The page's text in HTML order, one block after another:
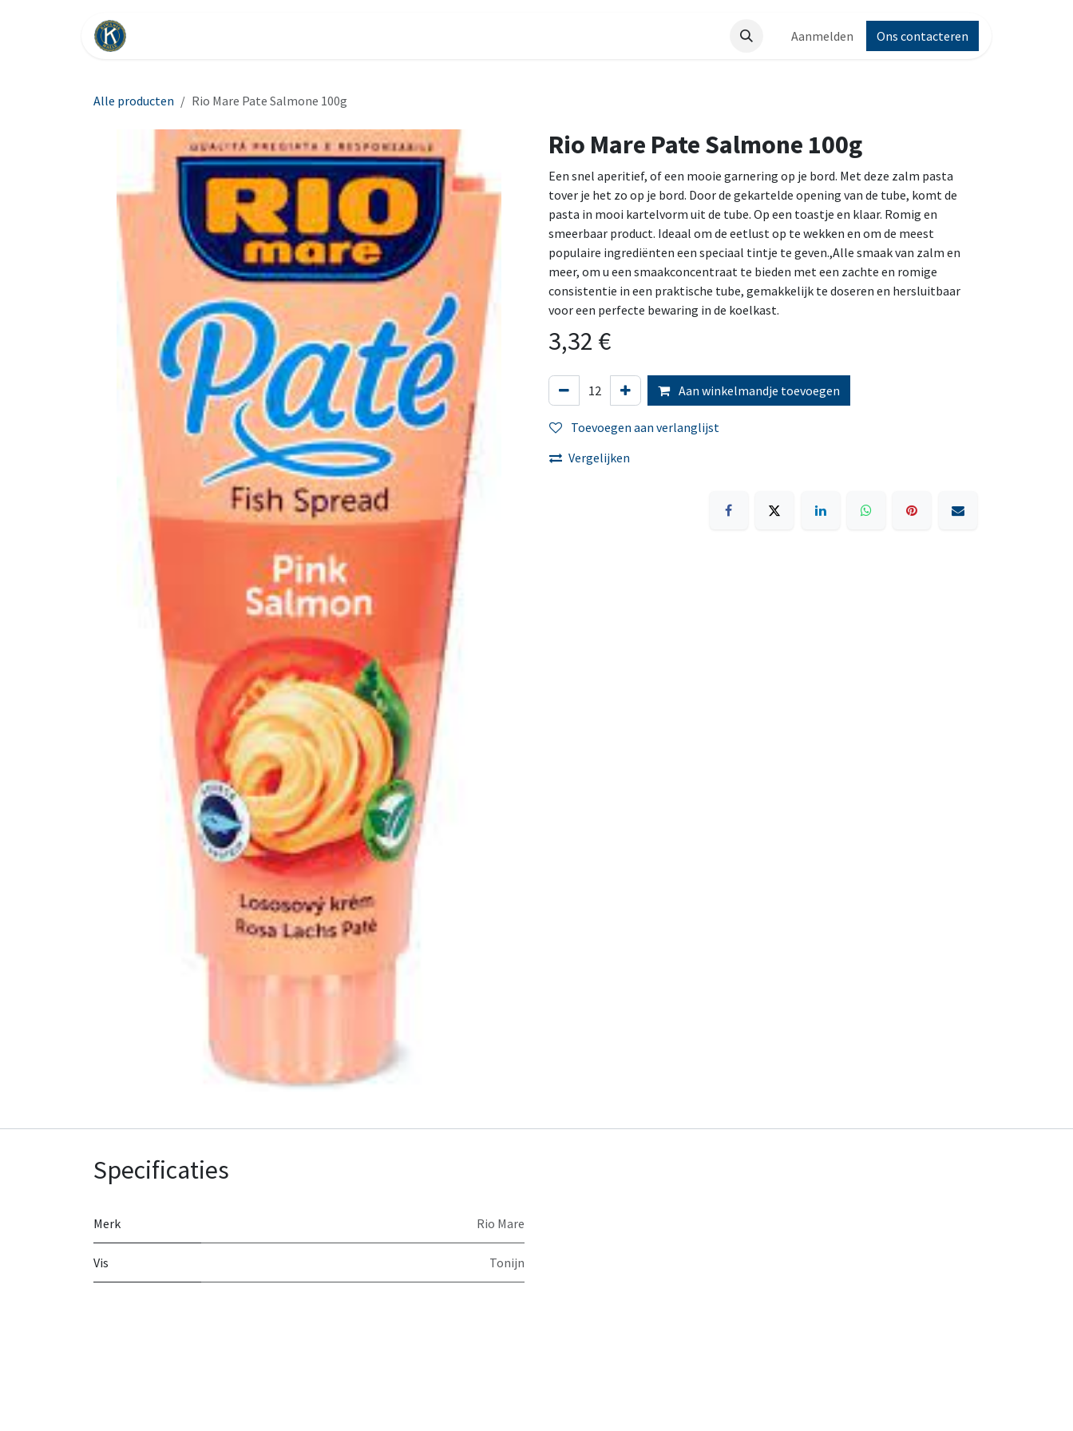
Aanmelden Ons contacteren
Alle producten Rio Mare Pate Salmone 100g
Rio Mare Pate Salmone 100g
Een snel aperitief, of een mooie garnering op je bord. Met deze zalm pasta
tover je het zo op je bord. Door de gekartelde opening van de tube, komt de
pasta in mooi kartelvorm uit de tube. Op een toastje en klaar. Romig en
smeerbaar product. Ideaal om de eetlust op te wekken en om de meest
populaire ingrediënten een speciaal tintje te geven.,Alle smaak van zalm en
meer, om u een smaakconcentraat te bieden met een zachte en romige
consistentie in een praktische tube, gemakkelijk te doseren en hersluitbaar
voor een perfecte bewaring in de koelkast.
3,32 €
Aan winkelmandje toevoegen
Toevoegen aan verlanglijst
Vergelijken
Specificaties
Merk Rio Mare
Vis Tonijn